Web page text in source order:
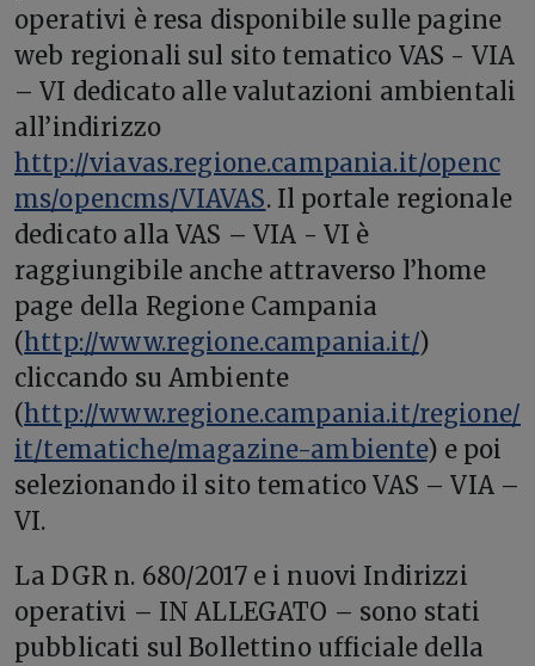
operativi è resa disponibile sulle pagine
web regionali sul sito tematico VAS - VIA
– VI dedicato alle valutazioni ambientali
all’indirizzo
http://viavas.regione.campania.it/openc
ms/opencms/VIAVAS. Il portale regionale
dedicato alla VAS – VIA - VI è
raggiungibile anche attraverso l’home
page della Regione Campania
(http://www.regione.campania.it/)
cliccando su Ambiente
(http://www.regione.campania.it/regione/
it/tematiche/magazine-ambiente) e poi
selezionando il sito tematico VAS – VIA –
VI.
La DGR n. 680/2017 e i nuovi Indirizzi
operativi – IN ALLEGATO – sono stati
pubblicati sul Bollettino ufficiale della